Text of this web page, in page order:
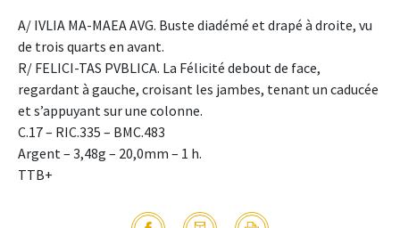
A/ IVLIA MA-MAEA AVG. Buste diadémé et drapé à droite, vu
de trois quarts en avant.
R/ FELICI-TAS PVBLICA. La Félicité debout de face,
regardant à gauche, croisant les jambes, tenant un caducée
et s’appuyant sur une colonne.
C.17 – RIC.335 – BMC.483
Argent – 3,48g – 20,0mm – 1 h.
TTB+